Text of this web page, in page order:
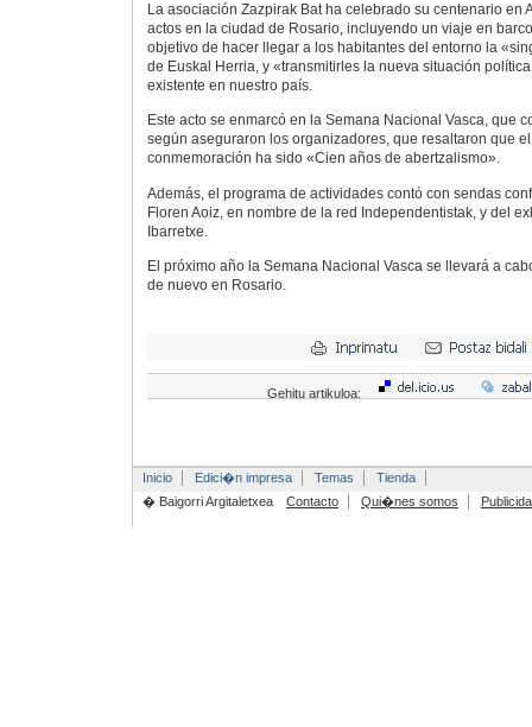
La asociación Zazpirak Bat ha celebrado su centenario en
actos en la ciudad de Rosario, incluyendo un viaje en
objetivo de hacer llegar a los habitantes del entorno la
de Euskal Herria, y «transmitirles la nueva situación
existente en nuestro país.
Este acto se enmarcó en la Semana Nacional Vasca, que
según aseguraron los organizadores, que resaltaron que
conmemoración ha sido «Cien años de abertzalismo».
Además, el programa de actividades contó con sendas
Floren Aoiz, en nombre de la red Independentistak, y del
Ibarretxe.
El próximo año la Semana Nacional Vasca se llevará a
de nuevo en Rosario.
Gehitu artikuloa:
Inicio Edici�n impresa Temas
Tienda
� Baigorri Argitaletxea
Contacto Qui�nes somos